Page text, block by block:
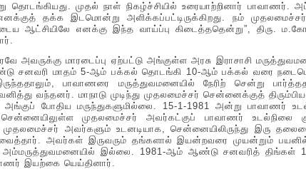
முதல் நாள் நிகழ்ச்சியில் உரையாற்றினார் பாவாணர்.
தக்க இடமொன்று அளிக்கப்பட்டிருக்கிறது. நம் முதலமைச்சர்
ஆட்சியிலே எனக்கு இந்த வாய்ப்பு கிடைத்ததென்று”, திரு.
மாரடைப்பு ஏற்பட்டு அங்குள்ள அரசு இராசாசி
சனவரி மாதம் 5-ஆம் பக்கல் தொடங்கி 10-ஆம் பக்கல் வரை
பாவாணரை மருத்துவமனையில் நேரிற் சென்று
வந்தனர். மாநாடு முடிந்து முதலமைச்சர் சென்னைக்குத்
அங்குப் போதிய மருந்துகளுமில்லை. 15-1-1981 அன்று பாவாணர்
முதலமைச்சர் அவர்கட்குப் பாவாணர் உடல்நிலை
அவர்களும் உடனடியாக, சென்னையிலிருந்து இரு
வைத்தார். அவர்கள் இருவரும் தங்களால் இயன்றவரை முயன்றும்
அம்மருத்துவமனையில் இல்லை. 1981-ஆம் ஆண்டு சனவரித் திங்கள்
இயற்கை யெய்தினார்.